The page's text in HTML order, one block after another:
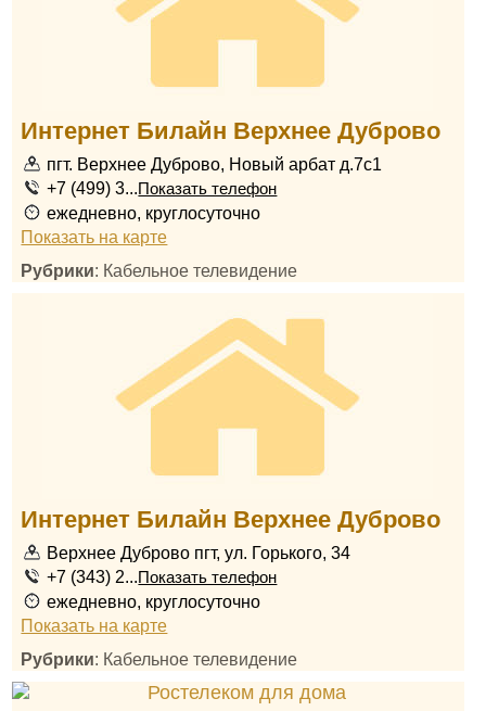
Интернет Билайн Верхнее Дуброво
пгт. Верхнее Дуброво, Новый арбат д.7с1
+7 (499) 3...Показать телефон
ежедневно, круглосуточно
Показать на карте
Рубрики: Кабельное телевидение
Интернет Билайн Верхнее Дуброво
Верхнее Дуброво пгт, ул. Горького, 34
+7 (343) 2...Показать телефон
ежедневно, круглосуточно
Показать на карте
Рубрики: Кабельное телевидение